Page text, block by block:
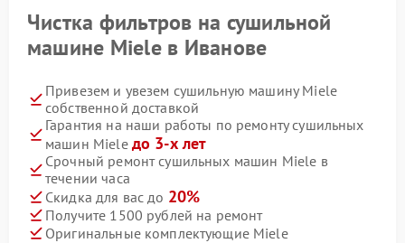
Чистка фильтров на сушильной
машине Miele в Иванове
Привезем и увезем сушильную машину Miele
собственной доставкой
Гарантия на наши работы по ремонту сушильных
машин Miele до 3-х лет
Срочный ремонт сушильных машин Miele в
течении часа
Скидка для вас до 20%
Получите 1500 рублей на ремонт
Оригинальные комплектующие Miele